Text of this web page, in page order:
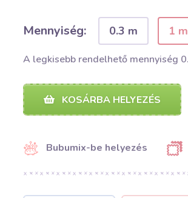
Mennyiség: 0.3 m 1 m
A legkisebb rendelhető mennyiség
KOSÁRBA HELYEZÉS
Bubumix-be helyezés